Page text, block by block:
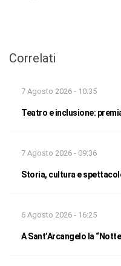
Correlati
7 Agosto 2026 - 10:35
Teatro e inclusione:
7 Agosto 2026 - 09:36
Storia, cultura e
6 Agosto 2026 - 16:25
A Sant’Arcangelo la